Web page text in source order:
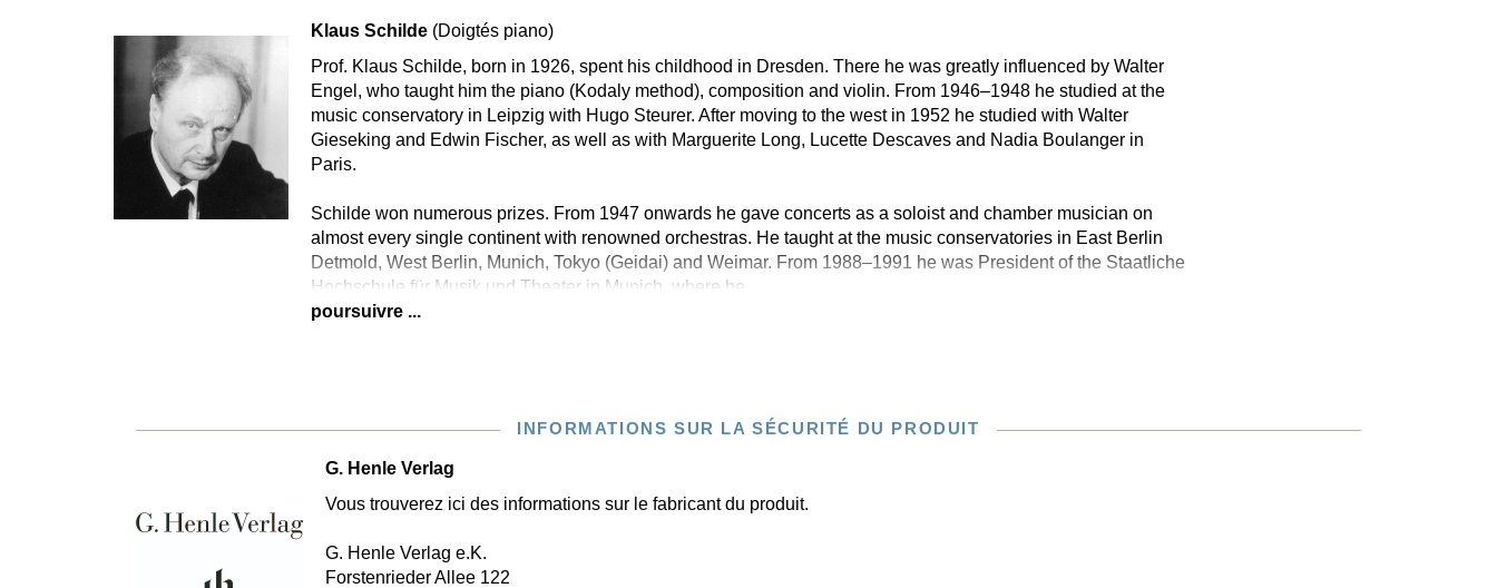
Klaus Schilde (Doigtés piano)
Prof. Klaus Schilde, born in 1926, spent his childhood in Dresden. There he was greatly influenced by Walter
Engel, who taught him the piano (Kodaly method), composition and violin. From 1946–1948 he studied at the
music conservatory in Leipzig with Hugo Steurer. After moving to the west in 1952 he studied with Walter
Gieseking and Edwin Fischer, as well as with Marguerite Long, Lucette Descaves and Nadia Boulanger in
Paris.
Schilde won numerous prizes. From 1947 onwards he gave concerts as a soloist and chamber musician on
almost every single continent with renowned orchestras. He taught at the music conservatories in East Berlin
Detmold, West Berlin, Munich, Tokyo (Geidai) and Weimar. From 1988–1991 he was President of the Staatliche
Hochschule für Musik und Theater in Munich, where he
poursuivre ...
INFORMATIONS SUR LA SÉCURITÉ DU PRODUIT
G. Henle Verlag
Vous trouverez ici des informations sur le fabricant du produit.
G. Henle Verlag e.K.
Forstenrieder Allee 122